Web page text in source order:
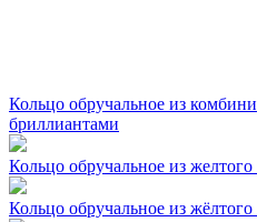
Кольцо обручальное из
бриллиантами
Кольцо обручальное из
Кольцо обручальное из